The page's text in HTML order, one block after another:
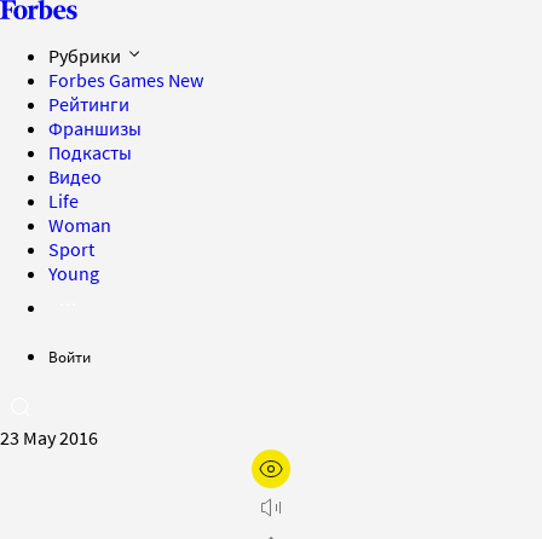
Рубрики
Forbes Games New
Рейтинги
Франшизы
Подкасты
Видео
Life
Woman
Sport
Young
Войти
23 May 2016